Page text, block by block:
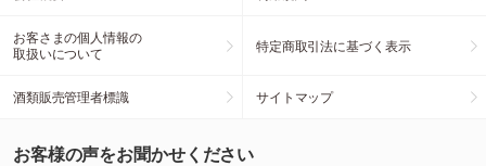
お客さまの個人情報の
取扱いについて
特定商取引法に基づく表示
酒類販売管理者標識 サイトマップ
お客様の声をお聞かせください